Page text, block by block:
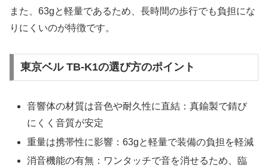
また、63gと軽量であるため、長時間の歩行でも負担にな
りにくいのが特徴です。
東京ベル TB-K1の選び方のポイント
音響体の材質は音色や耐久性に直結：真鍮製で錆び
にくく音質が安定
重量は携帯性に影響：63gと軽量で装備の負担を軽減
消音機能の有無：ワンタッチで音を消せるため、臨